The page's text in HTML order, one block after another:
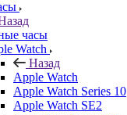
часы
Watch
Назад
Apple Watch
Apple Watch Series 10
Apple Watch SE2